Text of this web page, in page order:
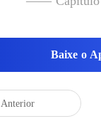
Baixe o
Anterior